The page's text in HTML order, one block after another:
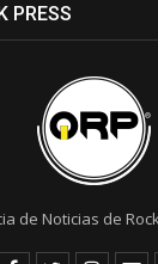
PRESS
de Noticias de